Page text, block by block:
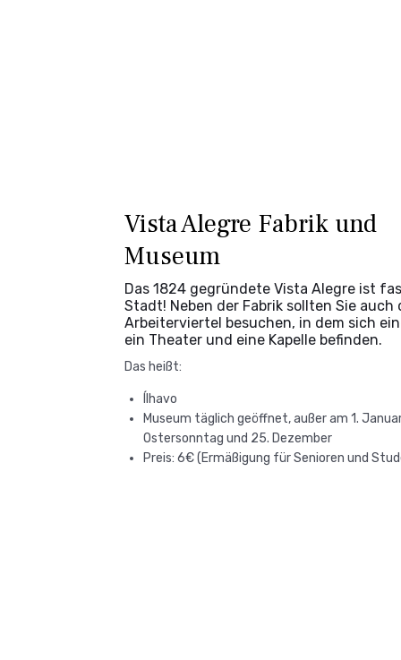
Vista Alegre Fabrik und
Museum
Das 1824 gegründete Vista Alegre ist
Stadt! Neben der Fabrik sollten Sie auch
Arbeiterviertel besuchen, in dem sich
ein Theater und eine Kapelle befinden.
Das heißt:
Ílhavo
Museum täglich geöffnet, außer am 1.
Ostersonntag und 25. Dezember
Preis: 6€ (Ermäßigung für Senioren und